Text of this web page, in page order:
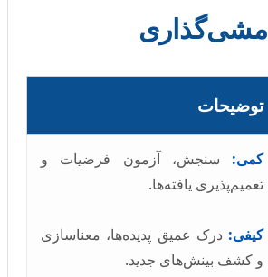
مشی‌گذاری
توضیحات
کمی: سنجش، آزمون فرضیات و
تعمیم‌پذیری یافته‌ها.
کیفی: درک عمیق پدیده‌ها، معناسازی
و کشف بینش‌های جدید.